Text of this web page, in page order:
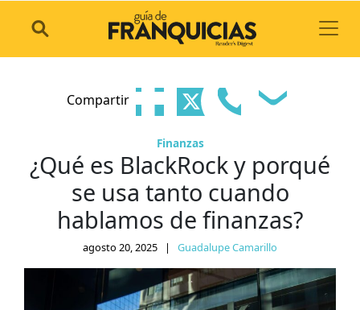
Compartir
Finanzas
¿Qué es BlackRock y porqué
se usa tanto cuando
hablamos de finanzas?
agosto 20, 2025 | Guadalupe Camarillo